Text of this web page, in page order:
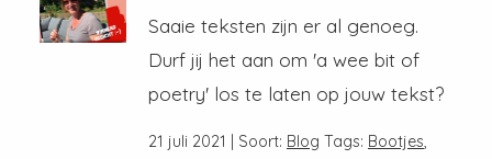
Saaie teksten zijn er al genoeg.
Durf jij het aan om 'a wee bit of
poetry' los te laten op jouw tekst?
21 juli 2021 | Soort: Blog Tags: Bootjes,